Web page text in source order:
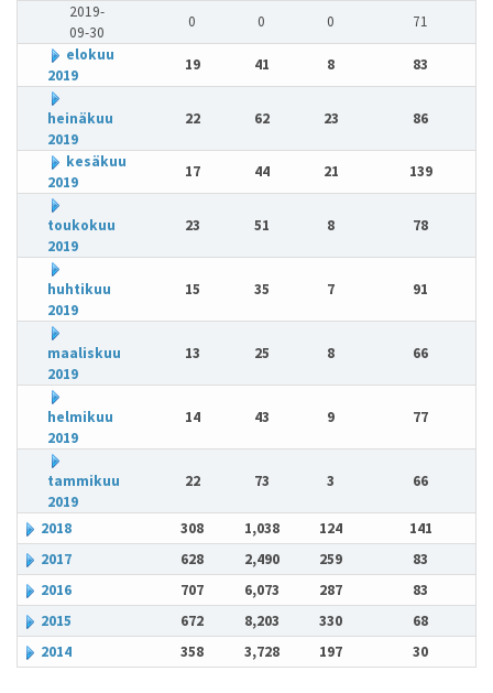
2019-
09-30
0 0 0
71
elokuu
2019
19 41 8 83
heinäkuu
2019
22 62 23 86
kesäkuu
2019
17 44 21 139
toukokuu
2019
23 51 8 78
huhtikuu
2019
15 35 7 91
maaliskuu
2019
13 25 8 66
helmikuu
2019
14 43 9 77
tammikuu
2019
22 73 3 66
2018 308 1,038 124
141
2017
628 2,490 259
83
2016
707 6,073 287
83
2015
672 8,203 330
68
2014
358 3,728 197 30